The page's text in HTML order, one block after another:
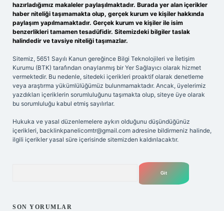
hazırladığımız makaleler paylaşılmaktadır. Burada yer alan içerikler
haber niteliği taşımamakta olup, gerçek kurum ve kişiler hakkında
paylaşım yapılmamaktadır. Gerçek kurum ve kişiler ile isim
benzerlikleri tamamen tesadüfidir. Sitemizdeki bilgiler taslak
halindedir ve tavsiye niteliği taşımazlar.
Sitemiz, 5651 Sayılı Kanun gereğince Bilgi Teknolojileri ve İletişim
Kurumu (BTK) tarafından onaylanmış bir Yer Sağlayıcı olarak hizmet
vermektedir. Bu nedenle, sitedeki içerikleri proaktif olarak denetleme
veya araştırma yükümlülüğümüz bulunmamaktadır. Ancak, üyelerimiz
yazdıkları içeriklerin sorumluluğunu taşımakta olup, siteye üye olarak
bu sorumluluğu kabul etmiş sayılırlar.
Hukuka ve yasal düzenlemelere aykırı olduğunu düşündüğünüz
içerikleri, backlinkpanelicomtr@gmail.com adresine bildirmeniz halinde,
ilgili içerikler yasal süre içerisinde sitemizden kaldırılacaktır.
SON YORUMLAR